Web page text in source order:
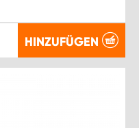
HINZUFÜGEN